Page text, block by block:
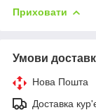
Приховати
Умови
Нова Пошта
Доставка